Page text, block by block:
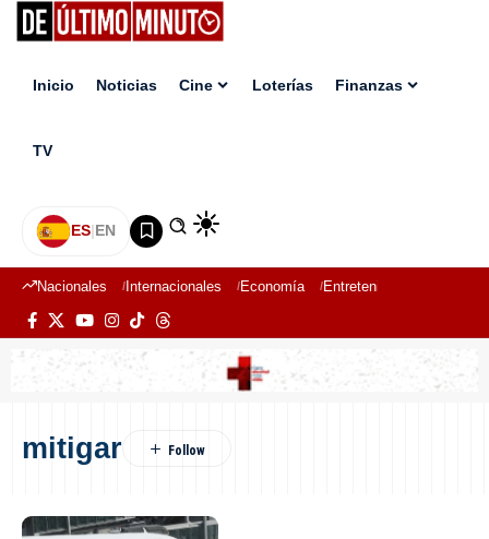
Inicio Noticias Cine Loterías Finanzas
TV
ES|EN
Nacionales Internacionales Economía Entretenimiento
mitigar